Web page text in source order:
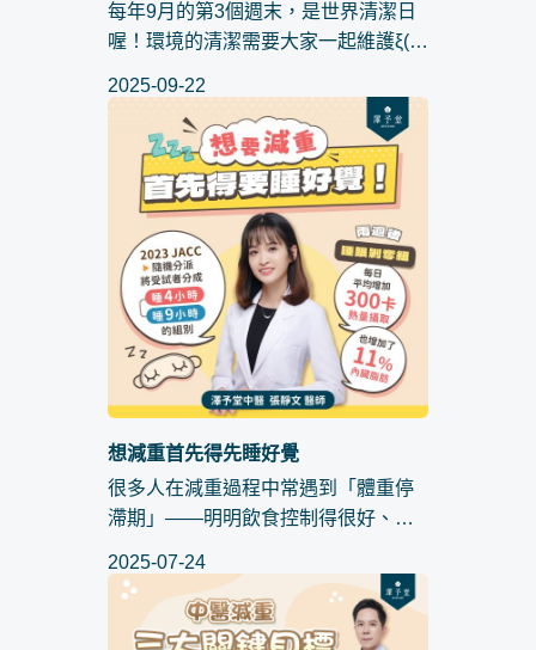
每年9月的第3個週末，是世界清潔日
喔！環境的清潔需要大家一起維護ξ(
清除~線上預約👉
https://lin.ee/eJxGY0W 每年9月的第3
個週末...
2025-09-22
想減重首先得先睡好覺
很多人在減重過程中常遇到「體重停
滯期」——明明飲食控制得很好、運
如果你也是這樣，也許問題不在食
物、不在運動，而是在「睡眠」。 現
代人生活忙...
2025-07-24